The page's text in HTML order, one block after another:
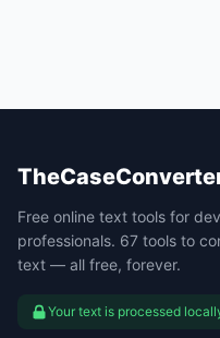
Free online text tools for
professionals. 67 tools to
text — all free, forever.
Your text is processed